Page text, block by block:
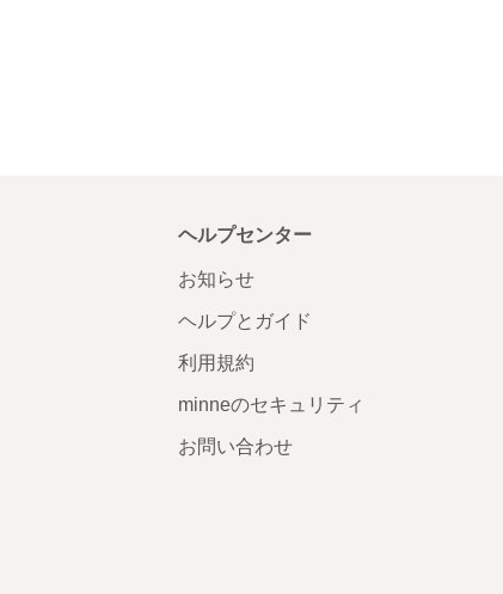
ヘルプセンター
お知らせ
ヘルプとガイド
利用規約
minneのセキュリティ
お問い合わせ